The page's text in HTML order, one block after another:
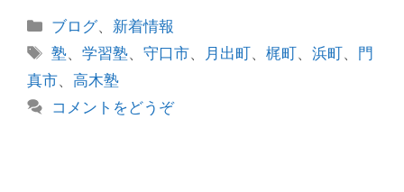
カ
テ
リ
ー
ブログ、 新着情報
タ
グ
塾、学習塾、守口市、 月出町、梶町、浜町、 門
真市、 高木塾
コメントをどうぞ